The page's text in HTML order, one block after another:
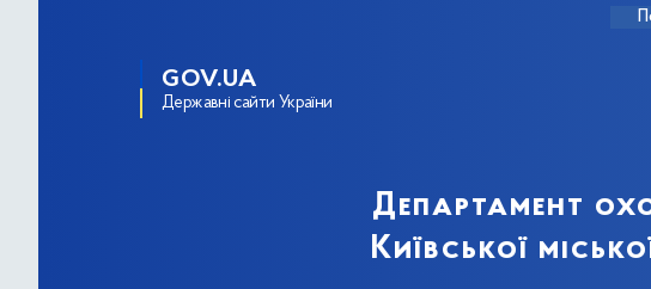
GOV.UA
Державні сайти України
Департамент
Київської